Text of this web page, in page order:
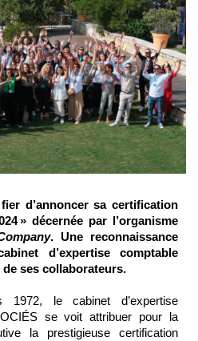
d’annoncersa certification
» décernée par l’organisme
. Une reconnaissance
d’expertise
comptable
ses collaborateurs.
1972,
le cabinet d’expertise
se voit attribuer pour la
la prestigieuse certification